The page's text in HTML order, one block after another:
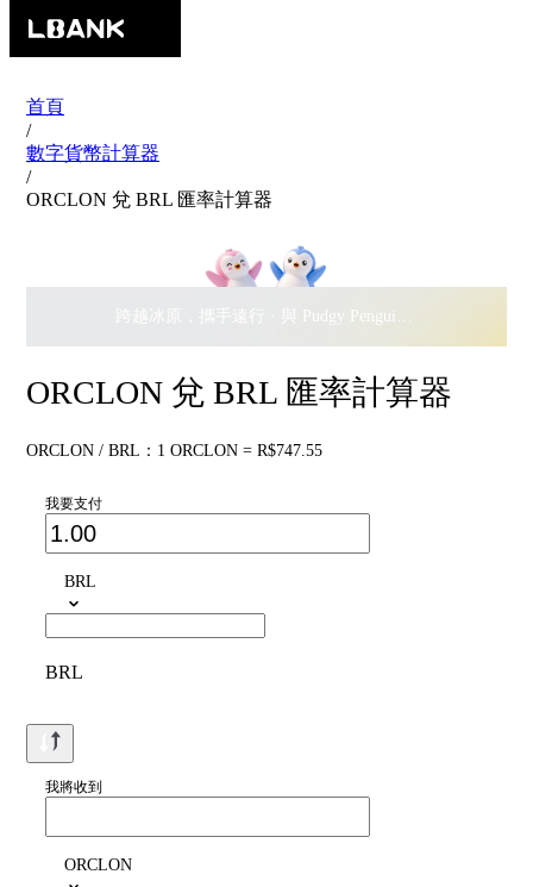
首頁
/
數字貨幣計算器
/
ORCLON 兌 BRL 匯率計算器
跨越冰原，攜手遠行 · 與 Pudgy Penguins 搖擺瓜分
ORCLON 兌 BRL 匯率計算器
ORCLON / BRL：1 ORCLON = R$747.55
我要支付
BRL
BRL
我將收到
ORCLON